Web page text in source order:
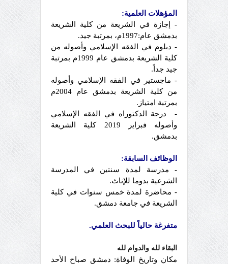
المؤهلات العلمية:
-
إجازة في الشريعة من كلية الشريعة
بدمشق عام:1997م، بمرتبة جيد.
- دبلوم في الفقه الإسلامي وأصوله من
كلية الشريعة بدمشق عام 1999م بمرتبة
جيد جداً.
- ماجستير في الفقه الإسلامي وأصوله
من كلية الشريعة بدمشق عام 2004م
بمرتبة امتياز.
-
درجة الدكتوراه في الفقه الإسلامي
وأصوله فبراير 2019
كلية الشريعة
بدمشق.
الوظائف السابقة:
- مدرسة لمدة سنتين في المدرسة
الشرعية بدوما للإناث.
- محاضرة لمدة خمس سنوات في كلية
الشريعة في جامعة دمشق.
متفرغة حالياً للبحث العلمي.
البقاء لله والدوام لله
مكان وتاريخ الوفاة: دمشق صباح الأحد